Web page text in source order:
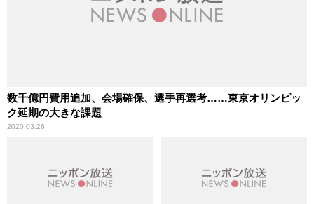
数千億円費用追加、会場確保、選手再選考……東京オリンピッ
ク延期の大きな課題
2020.03.26